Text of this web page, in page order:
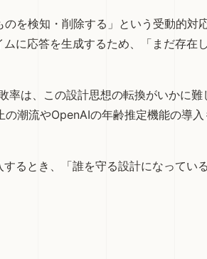
を検知・削除する」という受動的対
に応答を生成するため、「まだ存在
率は、この設計思想の転換がいかに難
の潮流やOpenAIの年齢推定機能の導入
るとき、「誰を守る設計になってい